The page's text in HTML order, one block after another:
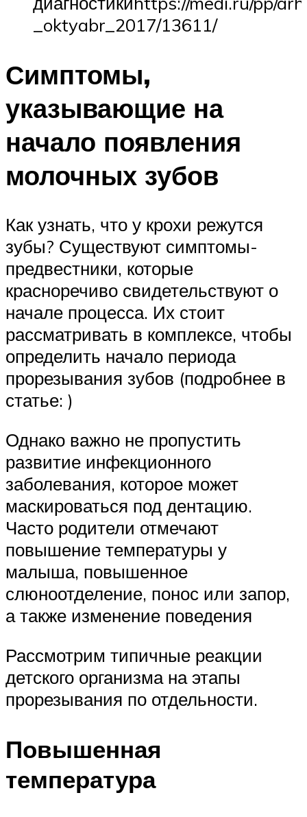
_oktyabr_2017/13611/
Симптомы,
указывающие на
начало появления
молочных зубов
Как узнать, что у крохи режутся
зубы? Существуют симптомы-
предвестники, которые
красноречиво свидетельствуют о
начале процесса. Их стоит
рассматривать в комплексе, чтобы
определить начало периода
прорезывания зубов (подробнее в
статье: )
Однако важно не пропустить
развитие инфекционного
заболевания, которое может
маскироваться под дентацию.
Часто родители отмечают
повышение температуры у
малыша, повышенное
слюноотделение, понос или запор,
а также изменение поведения
Рассмотрим типичные реакции
детского организма на этапы
прорезывания по отдельности.
Повышенная
температура